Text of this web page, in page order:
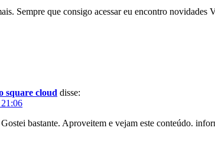
Sempre que consigo acessar eu encontro
square cloud disse:
bastante. Aproveitem e vejam este conteúdo.